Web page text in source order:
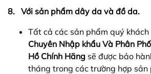
8. Với sản phẩm dây da và đồ da.
Tất cả các sản phẩm quý
Chuyên Nhập khẩu Và Phân
Hồ Chính Hãng sẽ được bảo
tháng trong các trường hợp sản